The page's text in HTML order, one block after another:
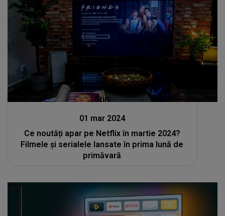
Stiri
01 mar 2024
Ce noutăți apar pe Netflix în martie 2024?
Filmele și serialele lansate în prima lună de
primăvară